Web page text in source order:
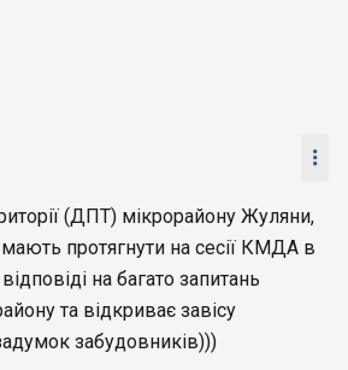

(ДПТ) мікрорайону Жуляни,
протягнути на сесії КМДА в
на багато запитань
та відкриває завісу
забудовників)))